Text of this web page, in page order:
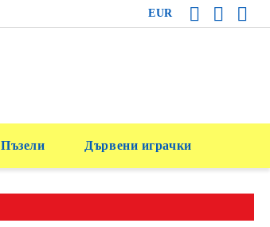
EUR
Пъзели Дървени играчки